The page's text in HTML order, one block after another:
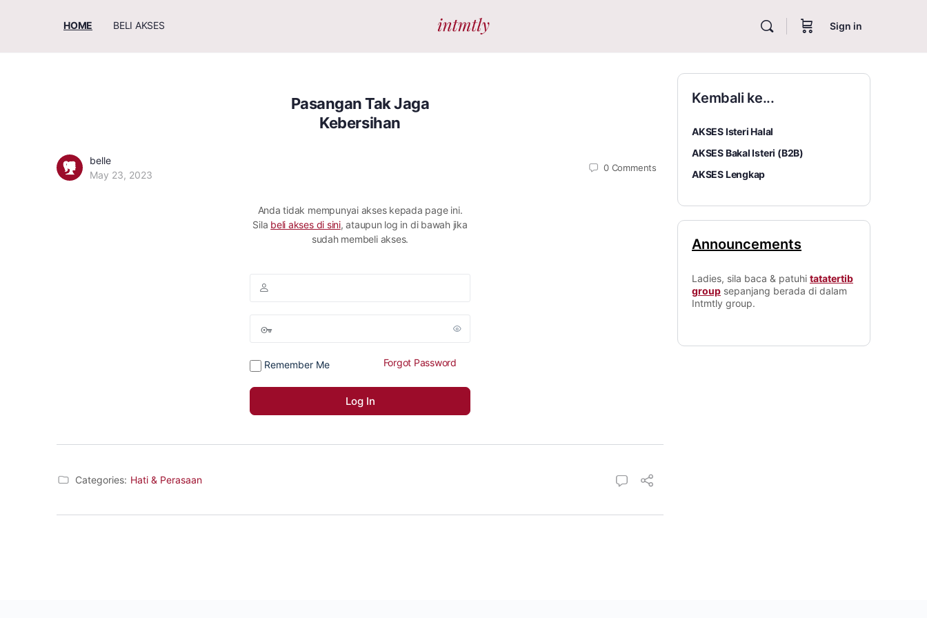
HOME BELI AKSES Sign in
Pasangan Tak Jaga
Kebersihan
belle
May 23, 2023
0 Comments
Anda tidak mempunyai akses kepada page ini.
Sila beli akses di sini, ataupun log in di bawah jika
sudah membeli akses.
Remember Me Forgot Password
Categories: Hati & Perasaan
Kembali ke...
AKSES Isteri Halal
AKSES Bakal Isteri (B2B)
AKSES Lengkap
Announcements
Ladies, sila baca & patuhi tatatertib
group sepanjang berada di dalam
Intmtly group.